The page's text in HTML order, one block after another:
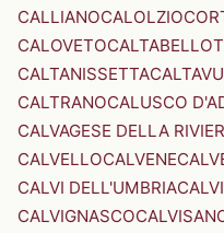
CALLIANO
CALOVETO
CALTANISSETTA
CALTRANOCALUSCO
CALVAGESE DELLA
CALVELLOCALVENE
CALVI DELL'UMBRIA
CALVIGNASCO